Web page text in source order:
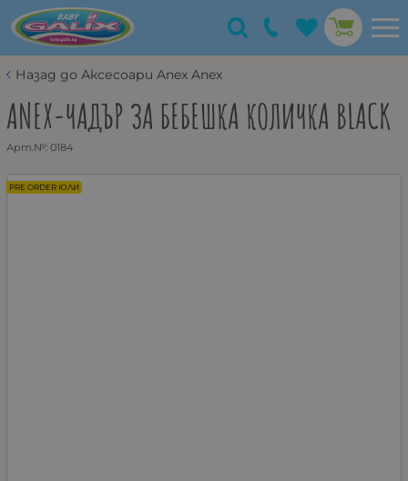
Назад до Аксесоари Anex Anex
ANEX-ЧАДЪР ЗА БЕБЕШКА КОЛИЧКА BLACK
Арт.№: 0184
PRE ORDER ЮЛИ